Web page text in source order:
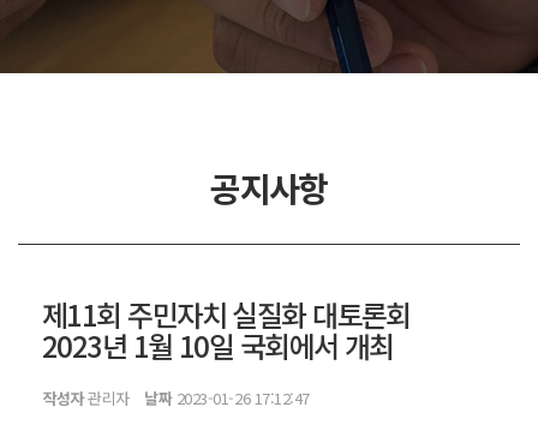
공지사항
제11회 주민자치 실질화 대토론회
2023년 1월 10일 국회에서 개최
작성자관리자 날짜2023-01-26 17:12:47